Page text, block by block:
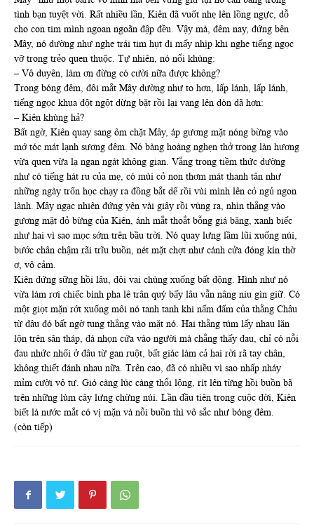
tình bạn tuyệt vời. Rất nhiều lần, Kiên đã vuốt nhẹ lên lồng ngực, dỗ
cho con tim mình ngoan ngoãn đập đều. Vậy mà, đêm nay, đứng bên
Mây, nó dường như nghe trái tim hụt đi mấy nhịp khi nghe tiếng ngọc
vỡ trong trẻo quen thuộc. Tự nhiên, nó nổi khùng:
– Vô duyên, làm ơn đừng có cười nữa được không?
Trong bóng đêm, đôi mắt Mây dường như to hơn, lấp lánh, lấp lánh,
tiếng ngọc khua đột ngột dừng bặt rồi lại vang lên dòn dã hơn:
– Kiên khùng hả?
Bất ngờ, Kiên quay sang ôm chặt Mây, áp gương mặt nóng bừng vào
mớ tóc mát lạnh sương đêm. Nó bàng hoàng nghẹn thở trong làn hương
vừa quen vừa lạ ngan ngát không gian. Vẳng trong tiềm thức dường
như có tiếng hát ru của mẹ, có mùi cỏ non thơm mát thanh tân như
những ngày trốn học chạy ra đồng bắt dế rồi vùi mình lên cỏ ngủ ngon
lành. Mây ngạc nhiên đứng yên vài giây rồi vùng ra, nhìn thẳng vào
gương mặt đỏ bừng của Kiên, ánh mắt thoắt bỗng giá băng, xanh biếc
như hai vì sao mọc sớm trên bầu trời. Nó quay lưng lầm lũi xuống núi,
bước chân chậm rãi trĩu buồn, nét mặt chợt như cánh cửa đóng kín thờ
ơ, vô cảm.
Kiên đứng sững hồi lâu, đôi vai chùng xuống bất động. Hình như nó
vừa làm rơi chiếc bình pha lê trân quý bấy lâu vẫn nâng niu gìn giữ. Có
một giọt mặn rớt xuống môi nó tanh tanh khi nấm đấm của thằng Châu
từ đâu đó bất ngờ tung thẳng vào mặt nó. Hai thằng túm lấy nhau lăn
lộn trên sân tháp, đá nhọn cứa vào người mà chẳng thấy đau, chỉ có nỗi
đau nhức nhối ở đâu từ gan ruột, bất giác làm cả hai rời rã tay chân,
không thiết đánh nhau nữa. Trên cao, đã có nhiều vì sao nhấp nháy
mỉm cười vô tư. Gió càng lúc càng thổi lộng, rít lên từng hồi buồn bã
trên những lùm cây lưng chừng núi. Lần đầu tiên trong cuộc đời, Kiên
biết là nước mắt có vị mặn và nỗi buồn thì vô sắc như bóng đêm.
(còn tiếp)